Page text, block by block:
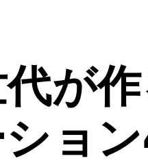
が
ョ